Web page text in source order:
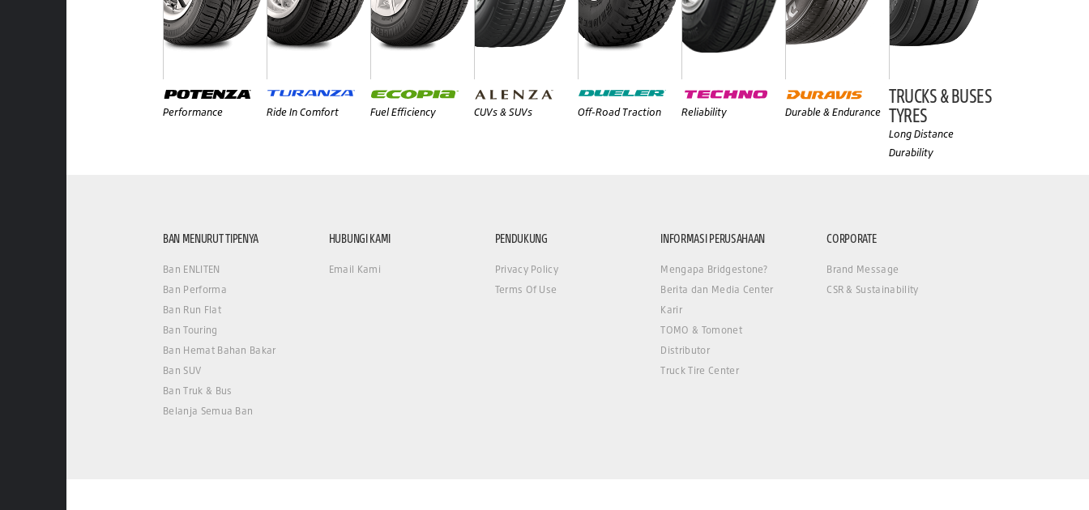
Performance Ride In Comfort Fuel Efficiency CUVs & SUVs Off-Road Traction Reliability Durable & Endurance
TRUCKS & BUSES
TYRES
Long Distance
Durability
BAN MENURUT TIPENYA
Ban ENLITEN
Ban Performa
Ban Run Flat
Ban Touring
Ban Hemat Bahan Bakar
Ban SUV
Ban Truk & Bus
Belanja Semua Ban
HUBUNGI KAMI
Email Kami
PENDUKUNG
Privacy Policy
Terms Of Use
INFORMASI PERUSAHAAN
Mengapa Bridgestone?
Berita dan Media Center
Karir
TOMO & Tomonet
Distributor
Truck Tire Center
CORPORATE
Brand Message
CSR & Sustainability